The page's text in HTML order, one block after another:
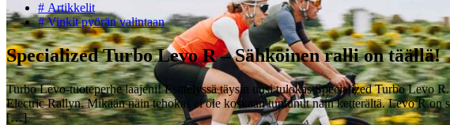
# Artikkelit
# Vinkit pyörän valintaan
Specialized Turbo Levo R – Sähköinen ralli on täällä!
Turbo Levo-tuoteperhe laajeni! Esittelyssä täysin uusi tulokas Specialized Turbo Levo
Electric Rallyn. Mikään näin tehokas ei ole koskaan tuntunut näin ketterältä. Levo R on
[…]